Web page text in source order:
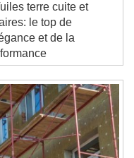
Forward
live LIVE
terre cuite et
le top de
et de la